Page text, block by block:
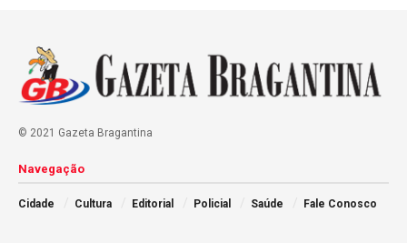
© 2021 Gazeta Bragantina
Navegação
Cidade Cultura Editorial Policial Saúde Fale Conosco